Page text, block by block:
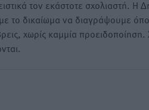
τον εκάστοτε σχολιαστή. Η
το δικαίωμα να διαγράψουμε
χωρίς καμμία